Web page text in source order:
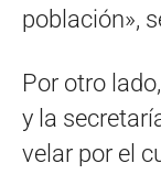
población»,
Por otro
y la
velar por el